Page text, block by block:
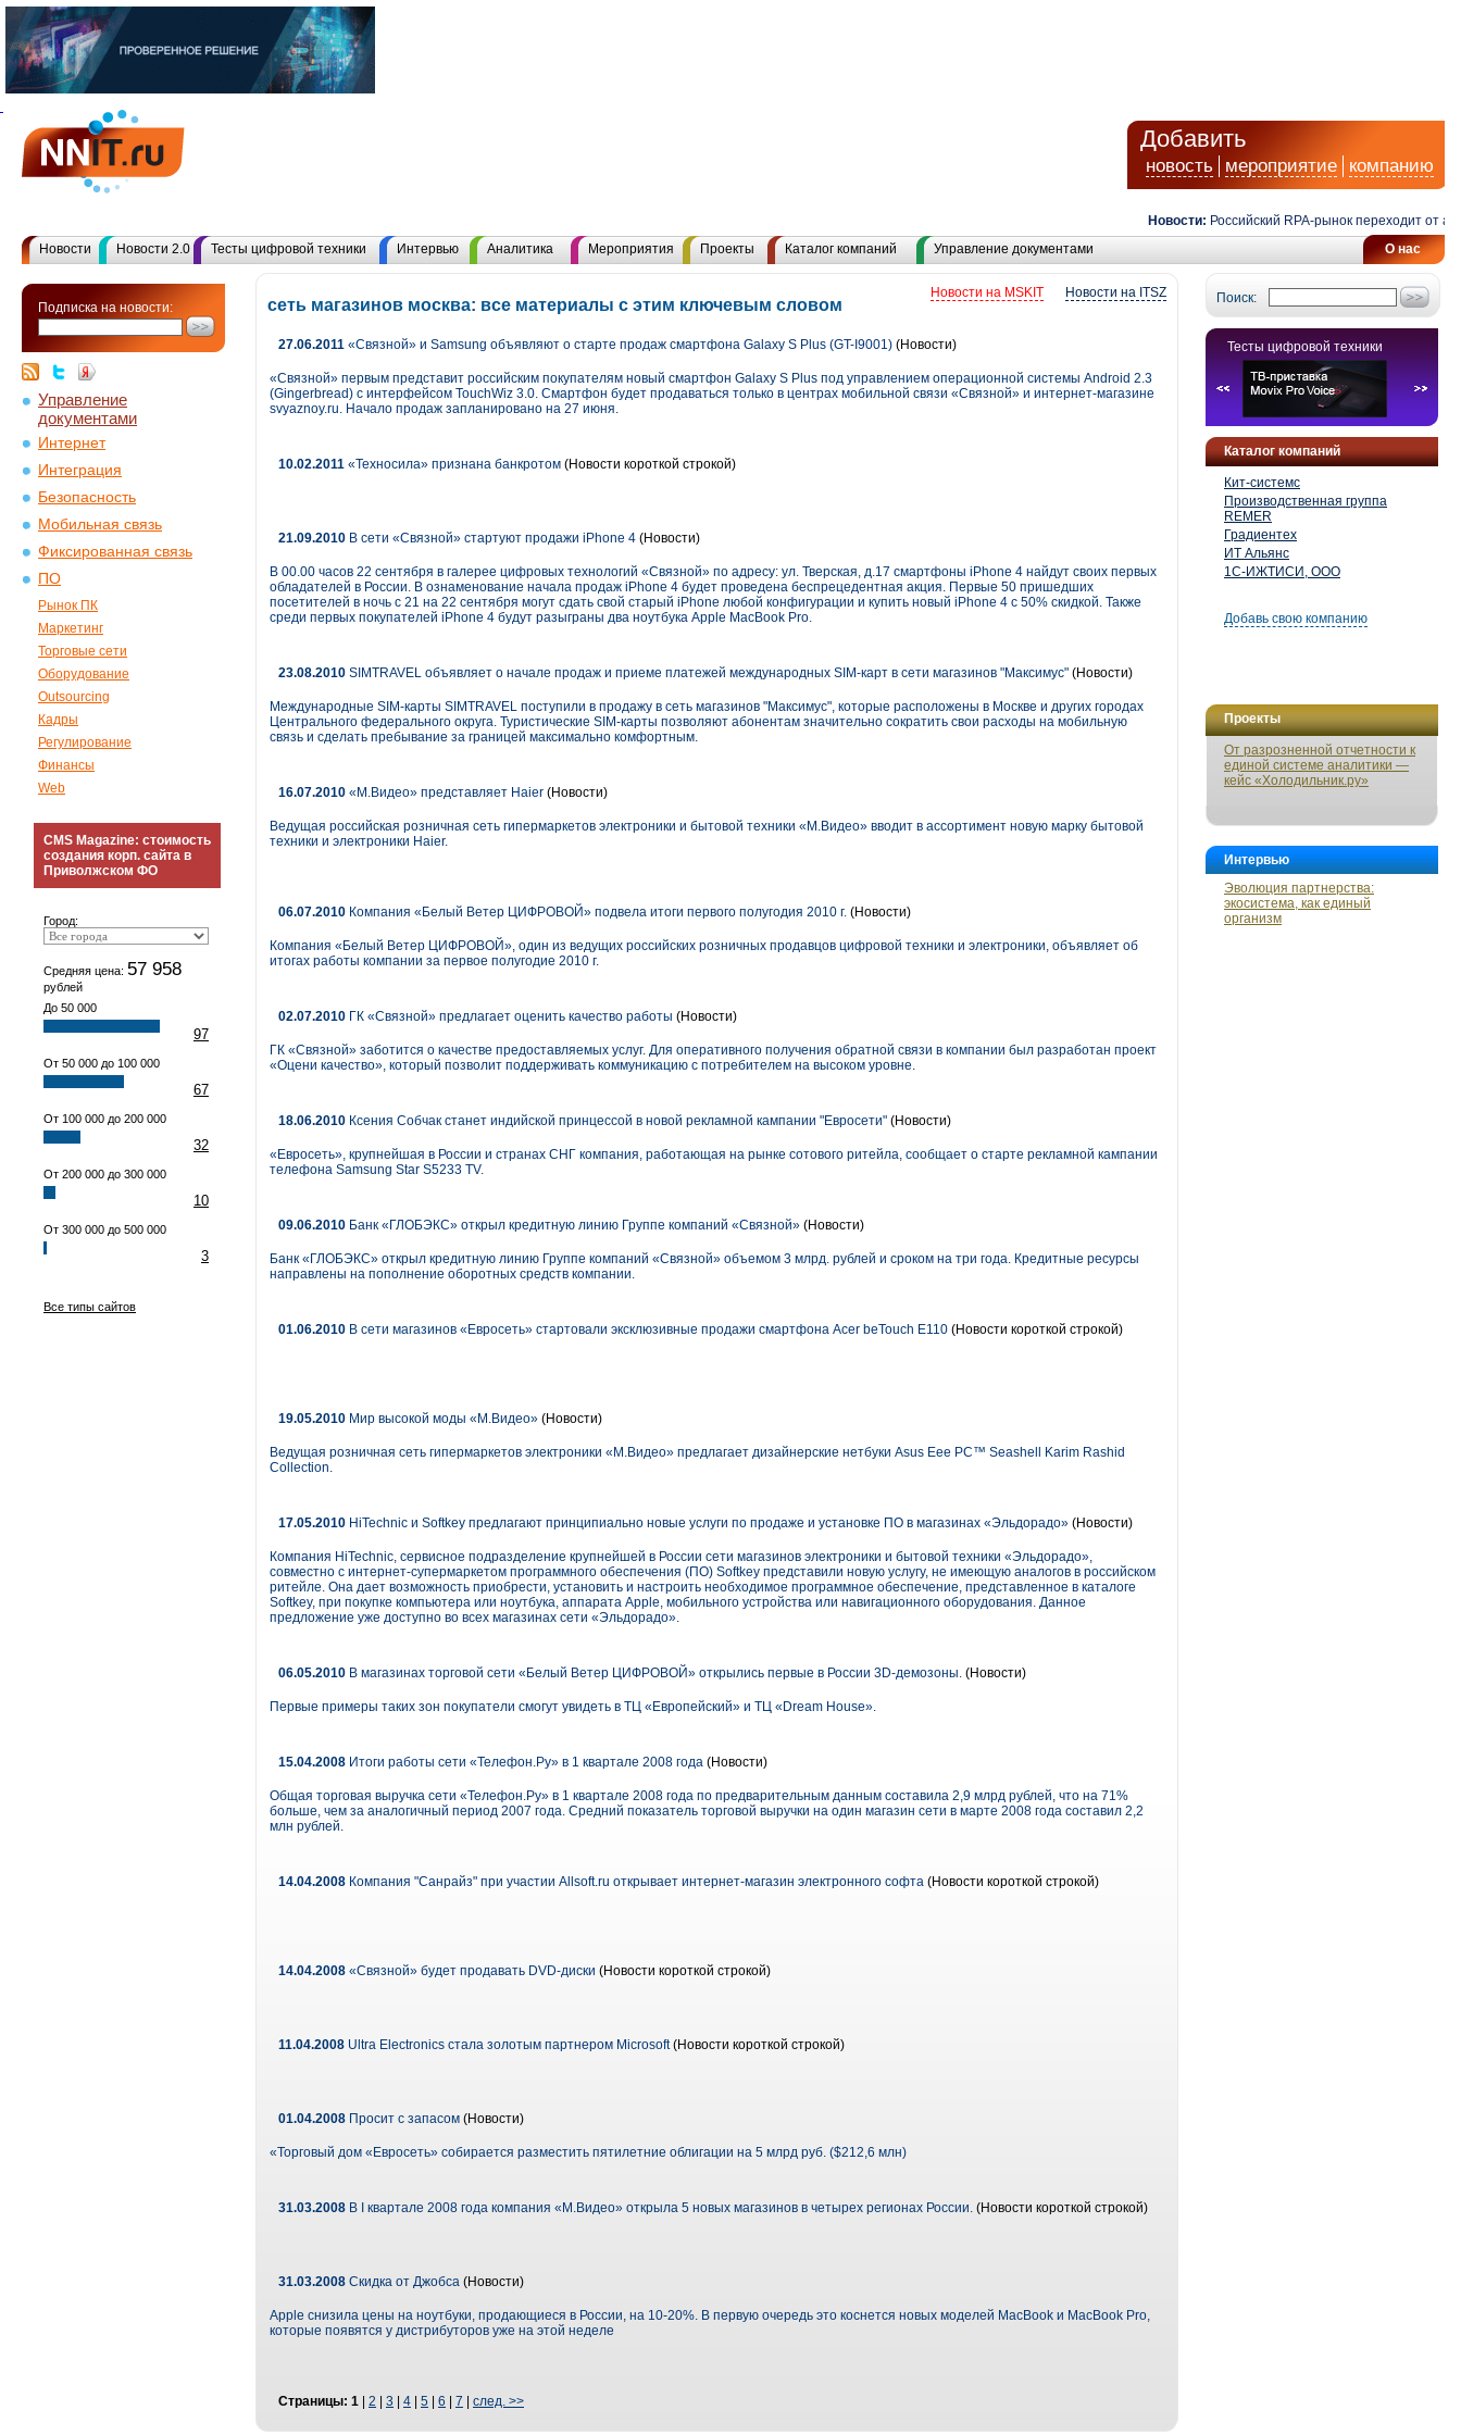
Добавить
новость мероприятие компанию
Новости: Российский RPA-рынок переходит от
О нас
Новости Новости 2.0 Тесты цифровой техники Интервью Аналитика Мероприятия Проекты Каталог компаний Управление документами
Подписка на новости:
Управление
документами
Интернет
Интеграция
Безопасность
Мобильная связь
Фиксированная связь
ПО
Рынок ПК
Маркетинг
Торговые сети
Оборудование
Outsourcing
Кадры
Регулирование
Финансы
Web
CMS Magazine: стоимость
создания корп. сайта в
Приволжском ФО
Город:
Средняя цена: 57 958
рублей
До 50 000
97
От 50 000 до 100 000
67
От 100 000 до 200 000
32
От 200 000 до 300 000
10
От 300 000 до 500 000
3
Все типы сайтов
Поиск:
Тесты цифровой техники
Каталог компаний
Кит-системс
Производственная группа
REMER
Градиентех
ИТ Альянс
1С-ИЖТИСИ, ООО
Добавь свою компанию
Проекты
От разрозненной отчетности к
единой системе аналитики —
кейс «Холодильник.ру»
Интервью
Эволюция партнерства:
экосистема, как единый
организм
Новости на ITSZ
Новости на MSKIT
сеть магазинов москва: все материалы с этим ключевым словом
27.06.2011 «Связной» и Samsung объявляют о старте продаж смартфона Galaxy S Plus (GT-I9001) (Новости)
«Связной» первым представит российским покупателям новый смартфон Galaxy S Plus под управлением операционной системы Android 2.3
(Gingerbread) с интерфейсом TouchWiz 3.0. Смартфон будет продаваться только в центрах мобильной связи «Связной» и интернет-магазине
svyaznoy.ru. Начало продаж запланировано на 27 июня.
10.02.2011 «Техносила» признана банкротом (Новости короткой строкой)
21.09.2010 В сети «Связной» стартуют продажи iPhone 4 (Новости)
В 00.00 часов 22 сентября в галерее цифровых технологий «Связной» по адресу: ул. Тверская, д.17 смартфоны iPhone 4 найдут своих первых
обладателей в России. В ознаменование начала продаж iPhone 4 будет проведена беспрецедентная акция. Первые 50 пришедших
посетителей в ночь с 21 на 22 сентября могут сдать свой старый iPhone любой конфигурации и купить новый iPhone 4 с 50% скидкой. Также
среди первых покупателей iPhone 4 будут разыграны два ноутбука Apple MacBook Pro.
23.08.2010 SIMTRAVEL объявляет о начале продаж и приеме платежей международных SIM-карт в сети магазинов "Максимус" (Новости)
Международные SIM-карты SIMTRAVEL поступили в продажу в сеть магазинов "Максимус", которые расположены в Москве и других городах
Центрального федерального округа. Туристические SIM-карты позволяют абонентам значительно сократить свои расходы на мобильную
связь и сделать пребывание за границей максимально комфортным.
16.07.2010 «М.Видео» представляет Haier (Новости)
Ведущая российская розничная сеть гипермаркетов электроники и бытовой техники «М.Видео» вводит в ассортимент новую марку бытовой
техники и электроники Haier.
06.07.2010 Компания «Белый Ветер ЦИФРОВОЙ» подвела итоги первого полугодия 2010 г. (Новости)
Компания «Белый Ветер ЦИФРОВОЙ», один из ведущих российских розничных продавцов цифровой техники и электроники, объявляет об
итогах работы компании за первое полугодие 2010 г.
02.07.2010 ГК «Связной» предлагает оценить качество работы (Новости)
ГК «Связной» заботится о качестве предоставляемых услуг. Для оперативного получения обратной связи в компании был разработан проект
«Оцени качество», который позволит поддерживать коммуникацию с потребителем на высоком уровне.
18.06.2010 Ксения Собчак станет индийской принцессой в новой рекламной кампании "Евросети" (Новости)
«Евросеть», крупнейшая в России и странах СНГ компания, работающая на рынке сотового ритейла, сообщает о старте рекламной кампании
телефона Samsung Star S5233 TV.
09.06.2010 Банк «ГЛОБЭКС» открыл кредитную линию Группе компаний «Связной» (Новости)
Банк «ГЛОБЭКС» открыл кредитную линию Группе компаний «Связной» объемом 3 млрд. рублей и сроком на три года. Кредитные ресурсы
направлены на пополнение оборотных средств компании.
01.06.2010 В сети магазинов «Евросеть» стартовали эксклюзивные продажи смартфона Acer beTouch E110 (Новости короткой строкой)
19.05.2010 Мир высокой моды «М.Видео» (Новости)
Ведущая розничная сеть гипермаркетов электроники «М.Видео» предлагает дизайнерские нетбуки Asus Eee PC™ Seashell Karim Rashid
Collection.
17.05.2010 HiTechnic и Softkey предлагают принципиально новые услуги по продаже и установке ПО в магазинах «Эльдорадо» (Новости)
Компания HiTechnic, сервисное подразделение крупнейшей в России сети магазинов электроники и бытовой техники «Эльдорадо»,
совместно с интернет-супермаркетом программного обеспечения (ПО) Softkey представили новую услугу, не имеющую аналогов в российском
ритейле. Она дает возможность приобрести, установить и настроить необходимое программное обеспечение, представленное в каталоге
Softkey, при покупке компьютера или ноутбука, аппарата Apple, мобильного устройства или навигационного оборудования. Данное
предложение уже доступно во всех магазинах сети «Эльдорадо».
06.05.2010 В магазинах торговой сети «Белый Ветер ЦИФРОВОЙ» открылись первые в России 3D-демозоны. (Новости)
Первые примеры таких зон покупатели смогут увидеть в ТЦ «Европейский» и ТЦ «Dream House».
15.04.2008 Итоги работы сети «Телефон.Ру» в 1 квартале 2008 года (Новости)
Общая торговая выручка сети «Телефон.Ру» в 1 квартале 2008 года по предварительным данным составила 2,9 млрд рублей, что на 71%
больше, чем за аналогичный период 2007 года. Средний показатель торговой выручки на один магазин сети в марте 2008 года составил 2,2
млн рублей.
14.04.2008 Компания "Санрайз" при участии Allsoft.ru открывает интернет-магазин электронного софта (Новости короткой строкой)
14.04.2008 «Связной» будет продавать DVD-диски (Новости короткой строкой)
11.04.2008 Ultra Electronics стала золотым партнером Microsoft(Новости короткой строкой)
01.04.2008 Просит с запасом (Новости)
«Торговый дом «Евросеть» собирается разместить пятилетние облигации на 5 млрд руб. ($212,6 млн)
31.03.2008 В I квартале 2008 года компания «М.Видео» открыла 5 новых магазинов в четырех регионах России. (Новости короткой строкой)
31.03.2008 Скидка от Джобса (Новости)
Apple снизила цены на ноутбуки, продающиеся в России, на 10-20%. В первую очередь это коснется новых моделей MacBook и MacBook Pro,
которые появятся у дистрибуторов уже на этой неделе
Страницы: 1 2 3 4 5 6 7 след. >>